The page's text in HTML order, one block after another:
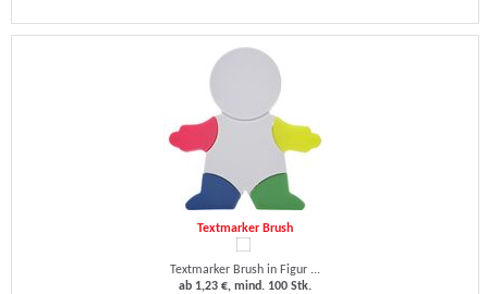
Textmarker Brush
Textmarker Brush in Figur ...
ab 1,23 €, mind. 100 Stk.